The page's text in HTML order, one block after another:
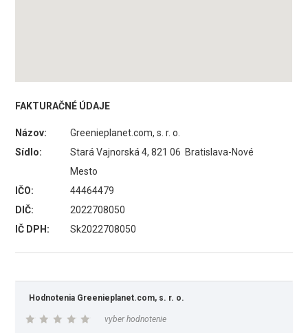
FAKTURAČNÉ ÚDAJE
Názov:
Greenieplanet.com, s. r. o.
Sídlo:
Stará Vajnorská 4, 821 06 Bratislava-Nové
Mesto
IČO:
44464479
DIČ:
2022708050
IČ DPH:
Sk2022708050
Hodnotenia Greenieplanet.com, s. r. o.
vyber hodnotenie